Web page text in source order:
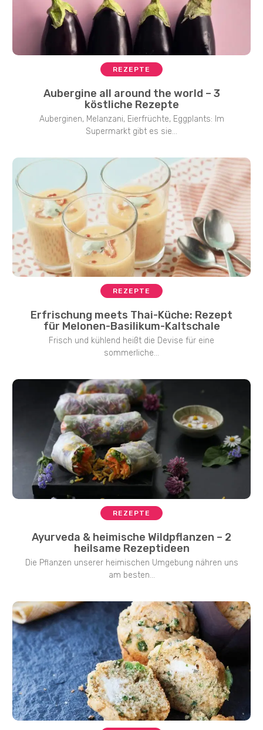
REZEPTE
Aubergine all around the world – 3
köstliche Rezepte
Auberginen, Melanzani, Eierfrüchte, Eggplants: Im
Supermarkt gibt es sie...
REZEPTE
Erfrischung meets Thai-Küche: Rezept
für Melonen-Basilikum-Kaltschale
Frisch und kühlend heißt die Devise für eine
sommerliche...
REZEPTE
Ayurveda & heimische Wildpflanzen – 2
heilsame Rezeptideen
Die Pflanzen unserer heimischen Umgebung nähren uns
am besten...